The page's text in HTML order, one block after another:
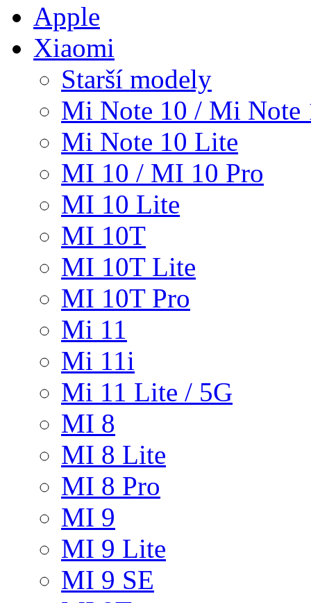
Apple
Xiaomi
Starší modely
Mi Note 10 / Mi Note
Mi Note 10 Lite
MI 10 / MI 10 Pro
MI 10 Lite
MI 10T
MI 10T Lite
MI 10T Pro
Mi 11
Mi 11i
Mi 11 Lite / 5G
MI 8
MI 8 Lite
MI 8 Pro
MI 9
MI 9 Lite
MI 9 SE